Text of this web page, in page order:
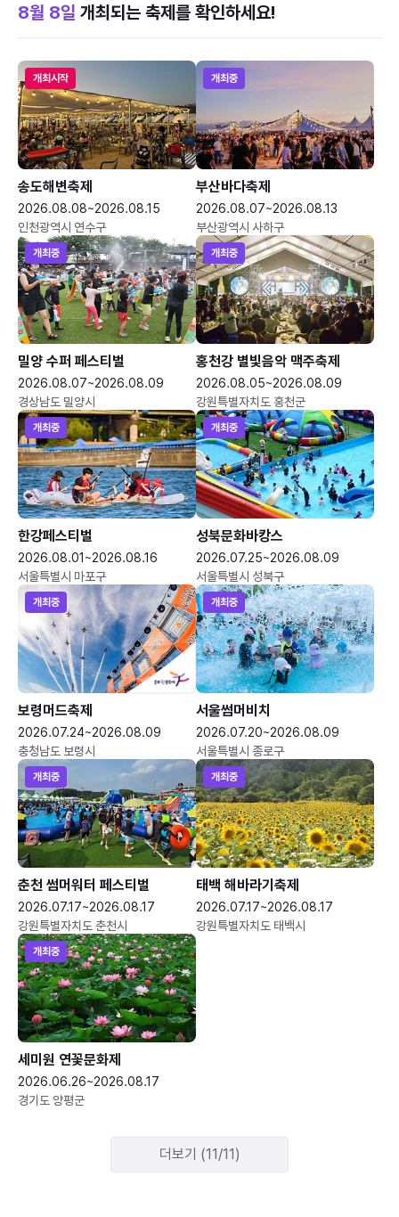
8월 8일 개최되는 축제를 확인하세요!
개최시작
송도해변축제
2026.08.08~2026.08.15
인천광역시 연수구
개최중
부산바다축제
2026.08.07~2026.08.13
부산광역시 사하구
개최중
밀양 수퍼 페스티벌
2026.08.07~2026.08.09
경상남도 밀양시
개최중
홍천강 별빛음악 맥주축제
2026.08.05~2026.08.09
강원특별자치도 홍천군
개최중
한강페스티벌
2026.08.01~2026.08.16
서울특별시 마포구
개최중
성북문화바캉스
2026.07.25~2026.08.09
서울특별시 성북구
개최중
보령머드축제
2026.07.24~2026.08.09
충청남도 보령시
개최중
서울썸머비치
2026.07.20~2026.08.09
서울특별시 종로구
개최중
춘천 썸머워터 페스티벌
2026.07.17~2026.08.17
강원특별자치도 춘천시
개최중
태백 해바라기축제
2026.07.17~2026.08.17
강원특별자치도 태백시
개최중
세미원 연꽃문화제
2026.06.26~2026.08.17
경기도 양평군
더보기 (11/11)